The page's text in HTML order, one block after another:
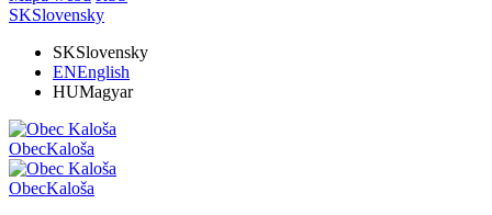
SKSlovensky
SKSlovensky
ENEnglish
HUMagyar
ObecKaloša
ObecKaloša